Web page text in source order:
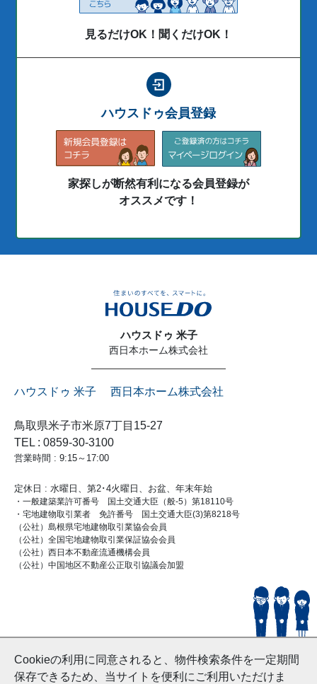
Cookieの利用に同意されると、物件検索条件を一定期間
保存できるため、当サイトを便利にご利用いただけま
見るだけOK！聞くだけOK！
ハウスドゥ会員登録
家探しが断然有利になる会員登録が
オススメです！
ハウスドゥ 米子
西日本ホーム株式会社
ハウスドゥ 米子 西日本ホーム株式会社
鳥取県米子市米原7丁目15-27
TEL : 0859-30-3100
営業時間 : 9:15～17:00
定休日 : 水曜日、第2･4火曜日、お盆、年末年始
・一般建築業許可番号 国土交通大臣（般-5）第18110号
・宅地建物取引業者 免許番号 国土交通大臣(3)第8218号
（公社）島根県宅地建物取引業協会会員
（公社）全国宅地建物取引業保証協会会員
（公社）西日本不動産流通機構会員
（公社）中国地区不動産公正取引協議会加盟
© HouseDoYonago
and Nishinihon Home Co.ltd All Rights Reserved.